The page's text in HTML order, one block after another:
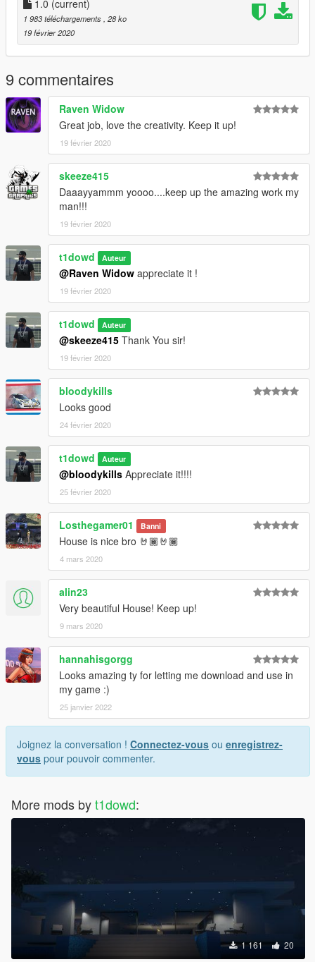
1.0 (current)
1 983 téléchargements , 28 ko
19 février 2020
9 commentaires
Raven Widow
Great job, love the creativity. Keep it up!
19 février 2020
skeeze415
Daaayyammm yoooo....keep up the amazing work my
man!!!
19 février 2020
t1dowd Auteur
@Raven Widow appreciate it !
19 février 2020
t1dowd Auteur
@skeeze415 Thank You sir!
19 février 2020
bloodykills
Looks good
24 février 2020
t1dowd Auteur
@bloodykills Appreciate it!!!!
25 février 2020
Losthegamer01 Banni
House is nice bro 🤘🏾🤘🏾
4 mars 2020
alin23
Very beautiful House! Keep up!
9 mars 2020
hannahisgorgg
Looks amazing ty for letting me download and use in
my game :)
25 janvier 2022
Joignez la conversation ! Connectez-vous ou enregistrez-
vous pour pouvoir commenter.
More mods byt1dowd:
1 161 20